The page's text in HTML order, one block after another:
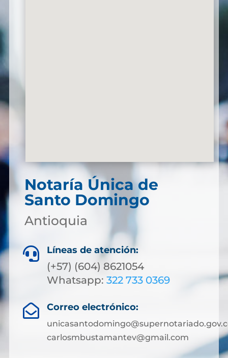
Notaría Única de
Santo Domingo
Antioquia
 Líneas de atención:
(+57) (604) 8621054
Whatsapp: 322 733 0369
 Correo electrónico:
carlosmbustamantev@gmail.com